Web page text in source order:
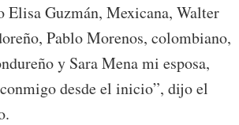
Elisa Guzmán, Mexicana, Walter
Pablo Morenos, colombiano,
y Sara Mena mi esposa,
desde el inicio”, dijo el